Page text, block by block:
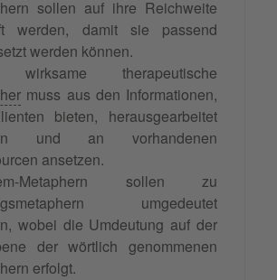
sollen auf ihre Reichweite
werden, damit sie passend
werden können.
wirksame therapeutische
muss aus den Informationen,
bieten, herausgearbeitet
und an vorhandenen
ansetzen.
Metaphern sollen zu
umgedeutet
wobei die Umdeutung auf der
der wörtlich genommenen
erfolgt.